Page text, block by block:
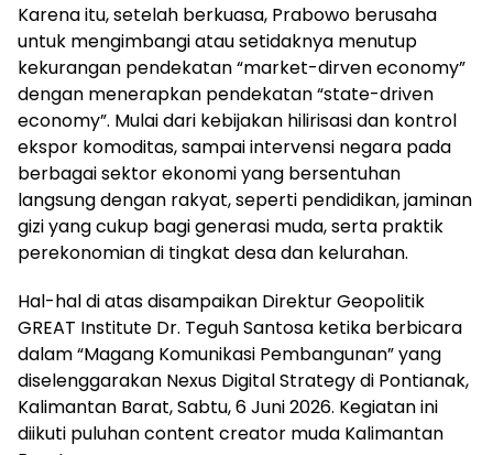
Karena itu, setelah berkuasa, Prabowo berusaha
untuk mengimbangi atau setidaknya menutup
kekurangan pendekatan “market-dirven economy”
dengan menerapkan pendekatan “state-driven
economy”. Mulai dari kebijakan hilirisasi dan kontrol
ekspor komoditas, sampai intervensi negara pada
berbagai sektor ekonomi yang bersentuhan
langsung dengan rakyat, seperti pendidikan, jaminan
gizi yang cukup bagi generasi muda, serta praktik
perekonomian di tingkat desa dan kelurahan.
Hal-hal di atas disampaikan Direktur Geopolitik
GREAT Institute Dr. Teguh Santosa ketika berbicara
dalam “Magang Komunikasi Pembangunan” yang
diselenggarakan Nexus Digital Strategy di Pontianak,
Kalimantan Barat, Sabtu, 6 Juni 2026. Kegiatan ini
diikuti puluhan content creator muda Kalimantan